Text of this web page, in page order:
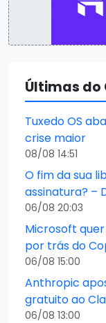
Últimas do
Tuxedo OS
crise maior
08/08 14:51
O fim da sua
assinatura? –
06/08 20:03
Microsoft
por trás do
06/08 15:00
Anthropic
gratuito ao
06/08 13:00